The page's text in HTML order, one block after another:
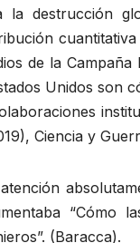
la destrucción
de la
Unidos son
Ciencia y
“Cómo
(Baracca).